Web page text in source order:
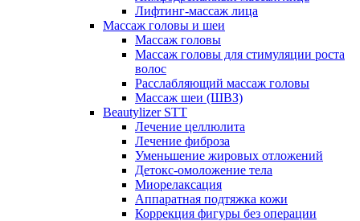
Лифтинг-массаж лица
Массаж головы и шеи
Массаж головы
Массаж головы для стимуляции роста
волос
Расслабляющий массаж головы
Массаж шеи (ШВЗ)
Beautylizer STT
Лечение целлюлита
Лечение фиброза
Уменьшение жировых отложений
Детокс-омоложение тела
Миорелаксация
Аппаратная подтяжка кожи
Коррекция фигуры без операции